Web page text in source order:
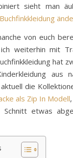
sieht man
von euch
weiterhin mit
hat
aus
die
als Zip In Modell
etwas